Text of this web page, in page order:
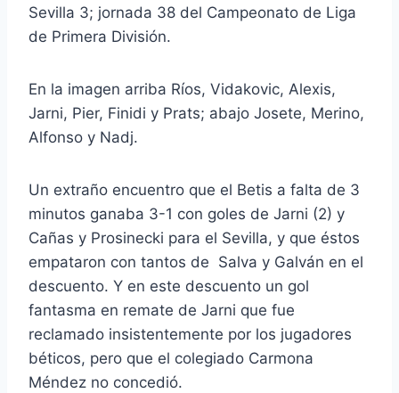
Sevilla 3; jornada 38 del Campeonato de Liga
de Primera División.
En la imagen arriba Ríos, Vidakovic, Alexis,
Jarni, Pier, Finidi y Prats; abajo Josete, Merino,
Alfonso y Nadj.
Un extraño encuentro que el Betis a falta de 3
minutos ganaba 3-1 con goles de Jarni (2) y
Cañas y Prosinecki para el Sevilla, y que éstos
empataron con tantos de Salva y Galván en el
descuento. Y en este descuento un gol
fantasma en remate de Jarni que fue
reclamado insistentemente por los jugadores
béticos, pero que el colegiado Carmona
Méndez no concedió.